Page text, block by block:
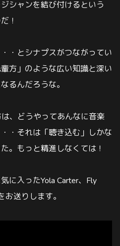
シャンを結び付けるという
！
・とシナプスがつながってい
方」のような広い知識と深い
るんだろうな。
、どうやってあんなに音楽
・それは「聴き込む」しかな
。もっと精進しなくては！
に入ったYola Carter、Fly
送りします。